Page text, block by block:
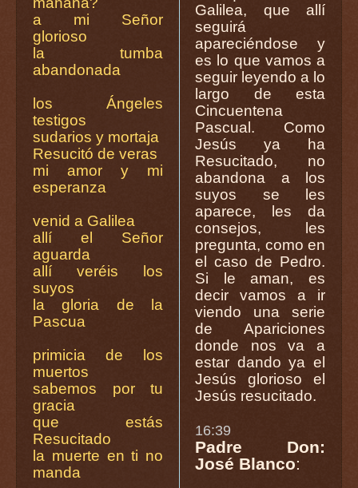
a mi Señor
glorioso
la tumba
abandonada
los Ángeles
testigos
sudarios y mortaja
Resucitó de veras
mi amor y mi
esperanza
venid a Galilea
allí el Señor
aguarda
allí veréis los
suyos
la gloria de la
Pascua
primicia de los
muertos
sabemos por tu
gracia
que estás
Resucitado
la muerte en ti no
manda
Galilea, que allí
seguirá
apareciéndose y
es lo que vamos a
seguir leyendo a lo
largo de esta
Cincuentena
Pascual. Como
Jesús ya ha
Resucitado, no
abandona a los
suyos se les
aparece, les da
consejos, les
pregunta, como en
el caso de Pedro.
Si le aman, es
decir vamos a ir
viendo una serie
de Apariciones
donde nos va a
estar dando ya el
Jesús glorioso el
Jesús resucitado.
16:39
Padre Don:
José Blanco: